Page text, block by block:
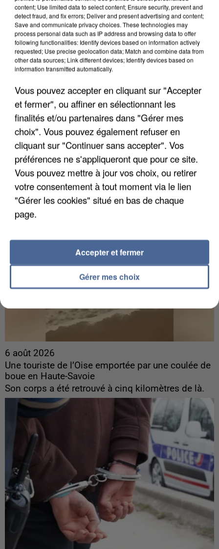
6 août 2026
Gabriel Attal et Raphaël Glucksmann visés par des
ingérences...
Sollicité, Sébastien Lecornu annonce un "travail
commun" avec les partis à la rentrée.
6 août 2026
Une touriste de l’Oise emportée par une coulée de
boue en Haute-Savoie
Son corps a été retrouvé à cinq kilomètres de là.
content; Use limited data to select content; Ensure security, prevent and
detect fraud, and fix errors; Deliver and present advertising and content;
Save and communicate privacy choices. These technologies may
process personal data such as IP address and browsing data to offer
following functionalities: Identify devices based on information actively
requested; Use precise geolocation data; Match and combine data from
other data sources; Link different devices; Identify devices based on
information transmitted automatically.
Vous pouvez accepter en cliquant sur "Accepter
et fermer", ou affiner en sélectionnant les
finalités et/ou partenaires dans "Gérer mes
choix". Vous pouvez également refuser en
cliquant sur "Continuer sans accepter". Vos
préférences ne s'appliqueront que pour ce site.
Vous pouvez mettre à jour vos choix, ou retirer
votre consentement à tout moment via le lien
"Gérer les cookies" situé en bas de chaque
page.
Gérer mes choix
Accepter et fermer